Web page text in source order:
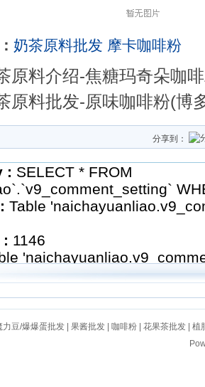
奶茶原料批发 摩卡咖啡粉
原料介绍-焦糖玛奇朵咖
原料批发-原味咖啡粉(
分享到：
力豆/爆爆蛋批发 果酱批发 咖啡粉 花果茶批发
植